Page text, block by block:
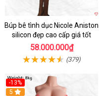
Búp bê tình dục Nicole Aniston
silicon đẹp cao cấp giá tốt
58.000.000₫
(379)
-13%
5